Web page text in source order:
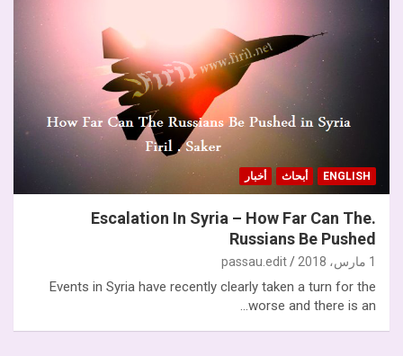
ENGLISH أبحاث أخبار
.Escalation In Syria – How Far Can The
Russians Be Pushed
1 مارس، 2018 passau.edit
Events in Syria have recently clearly taken a turn for the
worse and there is an…